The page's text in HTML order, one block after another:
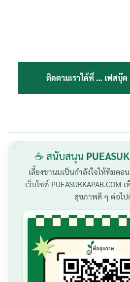
ติดตามเราได้ที่ … เฟสบุ๊ค
☕ สนับสนุน
เลี้ยงชานมเป็นกำลังใจให้ทีมค
เว็บไซต์ PUEASUKKAPAB.COM
สุขภาพดี ๆ ต่อไป